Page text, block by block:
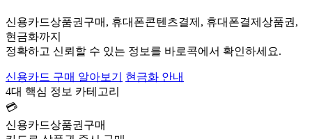
신용카드상품권구매, 휴대폰콘텐츠결제, 휴대폰결제상품권,
현금화까지
정확하고 신뢰할 수 있는 정보를 바로콕에서 확인하세요.
신용카드 구매 알아보기
현금화 안내
4대 핵심 정보 카테고리
💳
신용카드상품권구매